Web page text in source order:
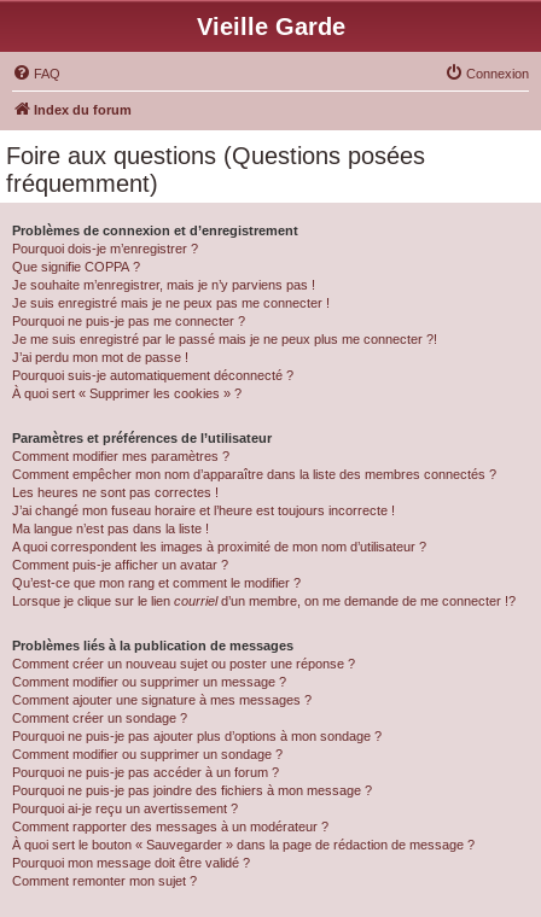
Vieille Garde
FAQ Connexion
Index du forum
Foire aux questions (Questions posées
fréquemment)
Problèmes de connexion et d’enregistrement
Pourquoi dois-je m’enregistrer ?
Que signifie COPPA ?
Je souhaite m’enregistrer, mais je n’y parviens pas !
Je suis enregistré mais je ne peux pas me connecter !
Pourquoi ne puis-je pas me connecter ?
Je me suis enregistré par le passé mais je ne peux plus me connecter ?!
J’ai perdu mon mot de passe !
Pourquoi suis-je automatiquement déconnecté ?
À quoi sert « Supprimer les cookies » ?
Paramètres et préférences de l’utilisateur
Comment modifier mes paramètres ?
Comment empêcher mon nom d’apparaître dans la liste des membres connectés ?
Les heures ne sont pas correctes !
J’ai changé mon fuseau horaire et l’heure est toujours incorrecte !
Ma langue n’est pas dans la liste !
A quoi correspondent les images à proximité de mon nom d’utilisateur ?
Comment puis-je afficher un avatar ?
Qu’est-ce que mon rang et comment le modifier ?
Lorsque je clique sur le lien courrield’un membre, on me demande de me connecter !?
Problèmes liés à la publication de messages
Comment créer un nouveau sujet ou poster une réponse ?
Comment modifier ou supprimer un message ?
Comment ajouter une signature à mes messages ?
Comment créer un sondage ?
Pourquoi ne puis-je pas ajouter plus d’options à mon sondage ?
Comment modifier ou supprimer un sondage ?
Pourquoi ne puis-je pas accéder à un forum ?
Pourquoi ne puis-je pas joindre des fichiers à mon message ?
Pourquoi ai-je reçu un avertissement ?
Comment rapporter des messages à un modérateur ?
À quoi sert le bouton « Sauvegarder » dans la page de rédaction de message ?
Pourquoi mon message doit être validé ?
Comment remonter mon sujet ?